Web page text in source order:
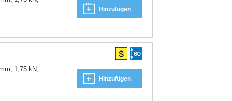
Hinzufügen
1,75 kN,
Hinzufügen